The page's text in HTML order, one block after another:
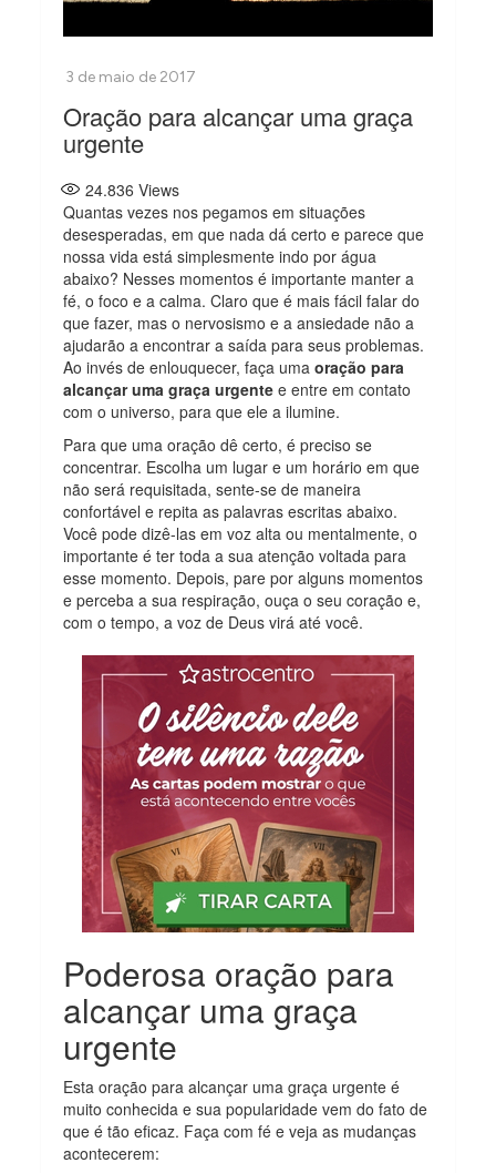
Oração para alcançar uma graça
urgente
24.836 Views
Quantas vezes nos pegamos em situações
desesperadas, em que nada dá certo e parece que
nossa vida está simplesmente indo por água
abaixo? Nesses momentos é importante manter a
fé, o foco e a calma. Claro que é mais fácil falar do
que fazer, mas o nervosismo e a ansiedade não a
ajudarão a encontrar a saída para seus problemas.
Ao invés de enlouquecer, faça umaoração para
alcançar uma graça urgente e entre em contato
com o universo, para que ele a ilumine.
Para que uma oração dê certo, é preciso se
concentrar. Escolha um lugar e um horário em que
não será requisitada, sente-se de maneira
confortável e repita as palavras escritas abaixo.
Você pode dizê-las em voz alta ou mentalmente, o
importante é ter toda a sua atenção voltada para
esse momento. Depois, pare por alguns momentos
e perceba a sua respiração, ouça o seu coração e,
com o tempo, a voz de Deus virá até você.
Poderosa oração para
alcançar uma graça
urgente
Esta oração para alcançar uma graça urgente é
muito conhecida e sua popularidade vem do fato de
que é tão eficaz. Faça com fé e veja as mudanças
acontecerem: